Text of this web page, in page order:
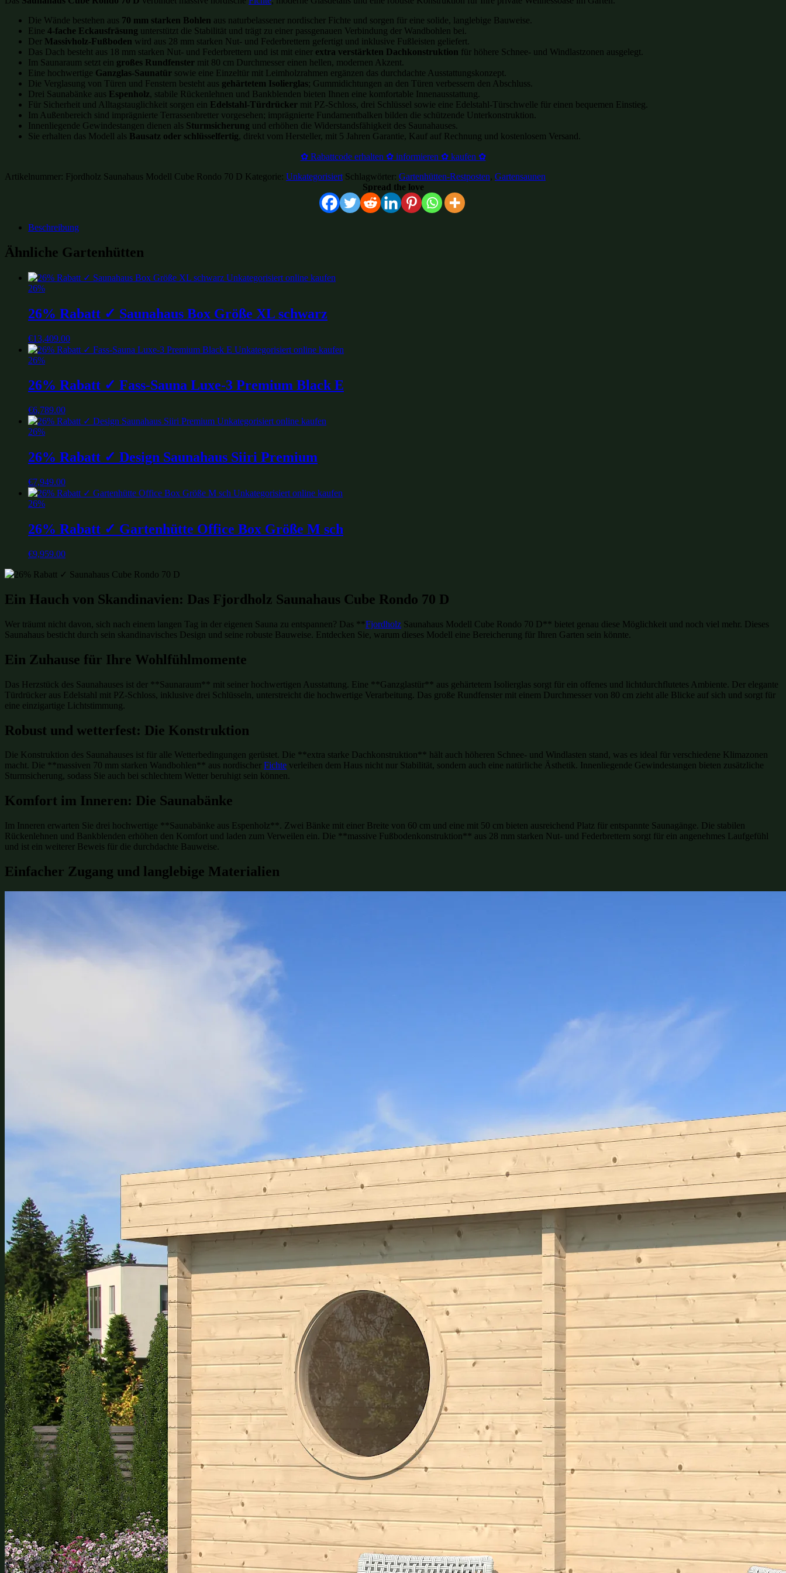
Die Wände bestehen aus 70 mm starken Bohlen aus naturbelassener nordischer Fichte und sorgen für eine solide, langlebige Bauweise.
Eine 4-fache Eckausfräsung unterstützt die Stabilität und trägt zu einer passgenauen Verbindung der Wandbohlen bei.
Der Massivholz-Fußboden wird aus 28 mm starken Nut- und Federbrettern gefertigt und inklusive Fußleisten geliefert.
Das Dach besteht aus 18 mm starken Nut- und Federbrettern und ist mit einer extra verstärkten Dachkonstruktion für höhere Schnee- und Windlastzonen ausgelegt.
Im Saunaraum setzt ein großes Rundfenster mit 80 cm Durchmesser einen hellen, modernen Akzent.
Eine hochwertige Ganzglas-Saunatür sowie eine Einzeltür mit Leimholzrahmen ergänzen das durchdachte Ausstattungskonzept.
Die Verglasung von Türen und Fenstern besteht aus gehärtetem Isolierglas; Gummidichtungen an den Türen verbessern den Abschluss.
Drei Saunabänke aus Espenholz, stabile Rückenlehnen und Bankblenden bieten Ihnen eine komfortable Innenausstattung.
Für Sicherheit und Alltagstauglichkeit sorgen ein Edelstahl-Türdrücker mit PZ-Schloss, drei Schlüssel sowie eine Edelstahl-Türschwelle für einen bequemen Einstieg.
Im Außenbereich sind imprägnierte Terrassenbretter vorgesehen; imprägnierte Fundamentbalken bilden die schützende Unterkonstruktion.
Innenliegende Gewindestangen dienen als Sturmsicherung und erhöhen die Widerstandsfähigkeit des Saunahauses.
Sie erhalten das Modell als Bausatz oder schlüsselfertig, direkt vom Hersteller, mit 5 Jahren Garantie, Kauf auf Rechnung und kostenlosem Versand.
✿ Rabattcode erhalten ✿ informieren ✿ kaufen ✿
Artikelnummer: Fjordholz Saunahaus Modell Cube Rondo 70 D Kategorie: Unkategorisiert Schlagwörter: Gartenhütten-Restposten, Gartensaunen
Spread the love
Beschreibung
Ähnliche Gartenhütten
26%
26% Rabatt ✓ Saunahaus Box Größe XL schwarz
€13,409.00
26%
26% Rabatt ✓ Fass-Sauna Luxe-3 Premium Black E
€6,789.00
26%
26% Rabatt ✓ Design Saunahaus Siiri Premium
€7,949.00
26%
26% Rabatt ✓ Gartenhütte Office Box Größe M sch
€9,959.00
Ein Hauch von Skandinavien: Das Fjordholz Saunahaus Cube Rondo 70 D
Wer träumt nicht davon, sich nach einem langen Tag in der eigenen Sauna zu entspannen? Das **Fjordholz Saunahaus Modell Cube Rondo 70 D** bietet genau diese Möglichkeit und noch viel mehr. Dieses
Saunahaus besticht durch sein skandinavisches Design und seine robuste Bauweise. Entdecken Sie, warum dieses Modell eine Bereicherung für Ihren Garten sein könnte.
Ein Zuhause für Ihre Wohlfühlmomente
Das Herzstück des Saunahauses ist der **Saunaraum** mit seiner hochwertigen Ausstattung. Eine **Ganzglastür** aus gehärtetem Isolierglas sorgt für ein offenes und lichtdurchflutetes Ambiente. Der elegante
Türdrücker aus Edelstahl mit PZ-Schloss, inklusive drei Schlüsseln, unterstreicht die hochwertige Verarbeitung. Das große Rundfenster mit einem Durchmesser von 80 cm zieht alle Blicke auf sich und sorgt für
eine einzigartige Lichtstimmung.
Robust und wetterfest: Die Konstruktion
Die Konstruktion des Saunahauses ist für alle Wetterbedingungen gerüstet. Die **extra starke Dachkonstruktion** hält auch höheren Schnee- und Windlasten stand, was es ideal für verschiedene Klimazonen
macht. Die **massiven 70 mm starken Wandbohlen** aus nordischer Fichte verleihen dem Haus nicht nur Stabilität, sondern auch eine natürliche Ästhetik. Innenliegende Gewindestangen bieten zusätzliche
Sturmsicherung, sodass Sie auch bei schlechtem Wetter beruhigt sein können.
Komfort im Inneren: Die Saunabänke
Im Inneren erwarten Sie drei hochwertige **Saunabänke aus Espenholz**. Zwei Bänke mit einer Breite von 60 cm und eine mit 50 cm bieten ausreichend Platz für entspannte Saunagänge. Die stabilen
Rückenlehnen und Bankblenden erhöhen den Komfort und laden zum Verweilen ein. Die **massive Fußbodenkonstruktion** aus 28 mm starken Nut- und Federbrettern sorgt für ein angenehmes Laufgefühl
und ist ein weiterer Beweis für die durchdachte Bauweise.
Einfacher Zugang und langlebige Materialien